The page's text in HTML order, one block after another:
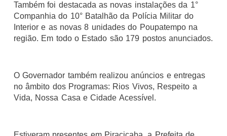
Também foi destacada as novas instalações da 1°
Companhia do 10° Batalhão da Polícia Militar do
Interior e as novas 8 unidades do Poupatempo na
região. Em todo o Estado são 179 postos anunciados.
O Governador também realizou anúncios e entregas
no âmbito dos Programas: Rios Vivos, Respeito a
Vida, Nossa Casa e Cidade Acessível.